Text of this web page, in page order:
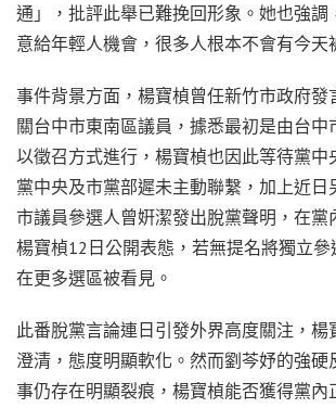
通」，批評此舉已難挽回形象。她也強調
意給年輕人機會，很多人根本不會有今天
事件背景方面，楊寶楨曾任新竹市政府發
關台中市東南區議員，據悉最初是由台中
以徵召方式進行，楊寶楨也因此等待黨中
黨中央及市黨部遲未主動聯繫，加上近日
市議員參選人曾姸潔發出脫黨聲明，在黨
楊寶楨12日公開表態，若無提名將獨立
在更多選區被看見。
此番脫黨言論連日引發外界高度關注，楊
澄清，態度明顯軟化。然而劉芩妤的強硬
事仍存在明顯裂痕，楊寶楨能否獲得黨內